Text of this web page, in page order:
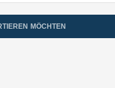
MÖCHTEN